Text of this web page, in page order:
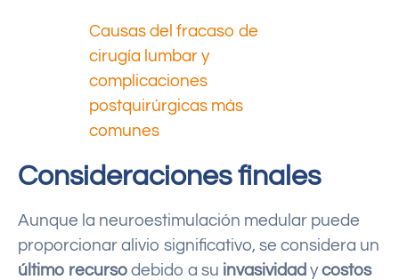
Causas del fracaso de
cirugía lumbar y
complicaciones
postquirúrgicas más
comunes
Consideraciones finales
Aunque la neuroestimulación medular puede
proporcionar alivio significativo, se considera un
último recurso debido a su invasividad ycostos